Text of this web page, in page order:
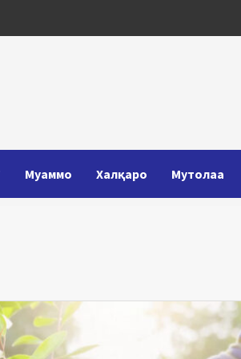
Муаммо Халқаро Мутолаа